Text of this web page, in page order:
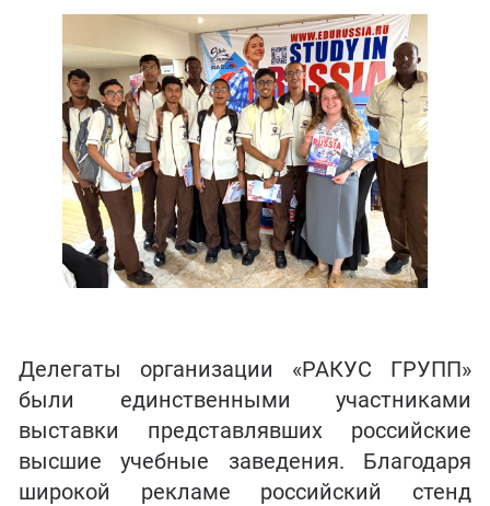
Делегаты организации «РАКУС ГРУПП»
были единственными участниками
выставки представлявших российские
высшие учебные заведения. Благодаря
широкой рекламе российский стенд